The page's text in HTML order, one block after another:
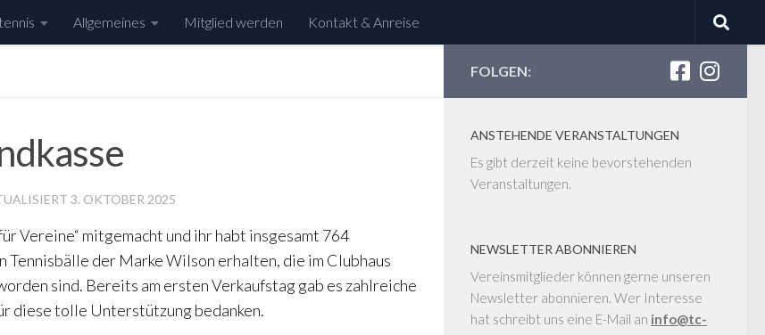
Allgemeines Mitglied werden Kontakt & Anreise
3. OKTOBER 2025
Vereine“ mitgemacht und ihr habt insgesamt 764
der Marke Wilson erhalten, die im Clubhaus
sind. Bereits am ersten Verkaufstag gab es zahlreiche
diese tolle Unterstützung bedanken.
FOLGEN:
ANSTEHENDE VERANSTALTUNGEN
Es gibt derzeit keine bevorstehenden
Veranstaltungen.
NEWSLETTER ABONNIEREN
Vereinsmitglieder können gerne unseren
Newsletter abonnieren. Wer Interesse
hat schreibt uns eine E-Mail an info@tc-